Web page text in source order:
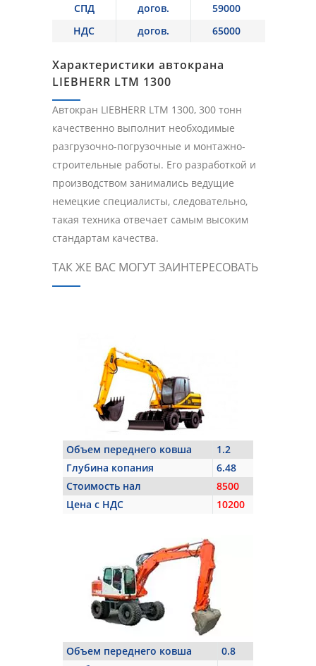
СПД
догов.
59000
НДС
догов. 65000
Характеристики автокрана
LIEBHERR LTM 1300
Автокран LIEBHERR LTM 1300, 300 тонн
качественно выполнит необходимые
разгрузочно-погрузочные и монтажно-
строительные работы. Его разработкой и
производством занимались ведущие
немецкие специалисты, следовательно,
такая техника отвечает самым высоким
стандартам качества.
ТАК ЖЕ ВАС МОГУТ ЗАИНТЕРЕСОВАТЬ
Объем переднего ковша
1.2
Глубина копания
6.48
Стоимость нал
8500
Цена с НДС
10200
Объем переднего ковша
0.8